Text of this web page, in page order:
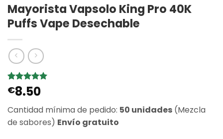
Mayorista Vapsolo King Pro 40K
Puffs Vape Desechable
Valorado
con5de 5
6
valoraciones
de clientes
€8.50
Cantidad mínima de pedido: 50 unidades (Mezcla
de sabores) Envío gratuito